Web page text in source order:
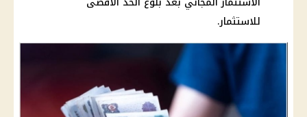
للاستثمار.